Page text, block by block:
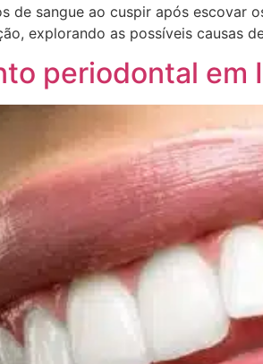
de sangue ao cuspir após escovar
explorando as possíveis causas
periodontal